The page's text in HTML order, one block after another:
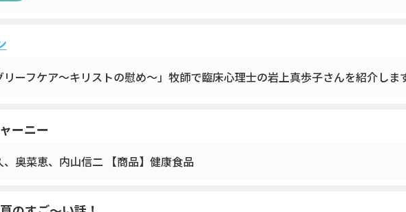
リーフケア～キリストの慰め～」牧師で臨床心理士の岩上真歩子さんを紹介しま
ーニー
、奥菜恵、内山信二 【商品】健康食品